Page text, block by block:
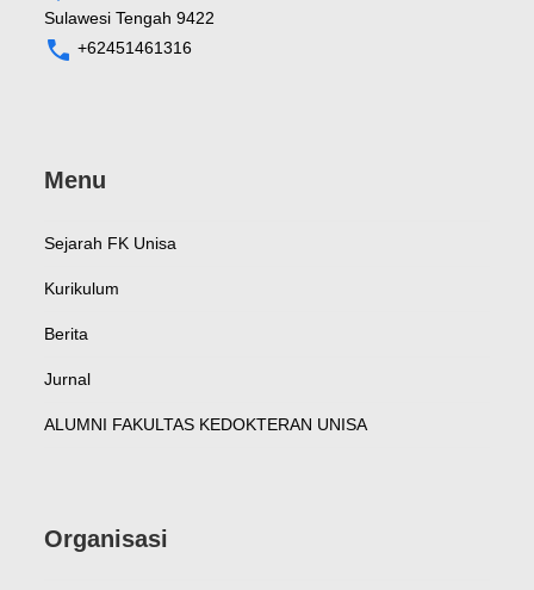
Sulawesi Tengah 9422
+62451461316
Menu
Sejarah FK Unisa
Kurikulum
Berita
Jurnal
ALUMNI FAKULTAS KEDOKTERAN UNISA
Organisasi